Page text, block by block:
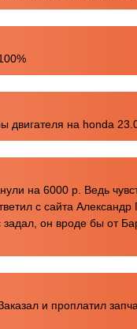
двигателя на honda
на 6000 р. Ведь
с сайта
он вроде бы от
и проплатил